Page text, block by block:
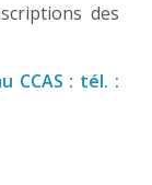
des
CCAS : tél. :